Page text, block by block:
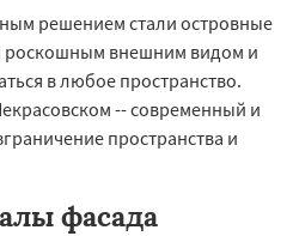
решением стали островные
роскошным внешним видом и
в любое пространство.
-- современный и
пространства и
фасада